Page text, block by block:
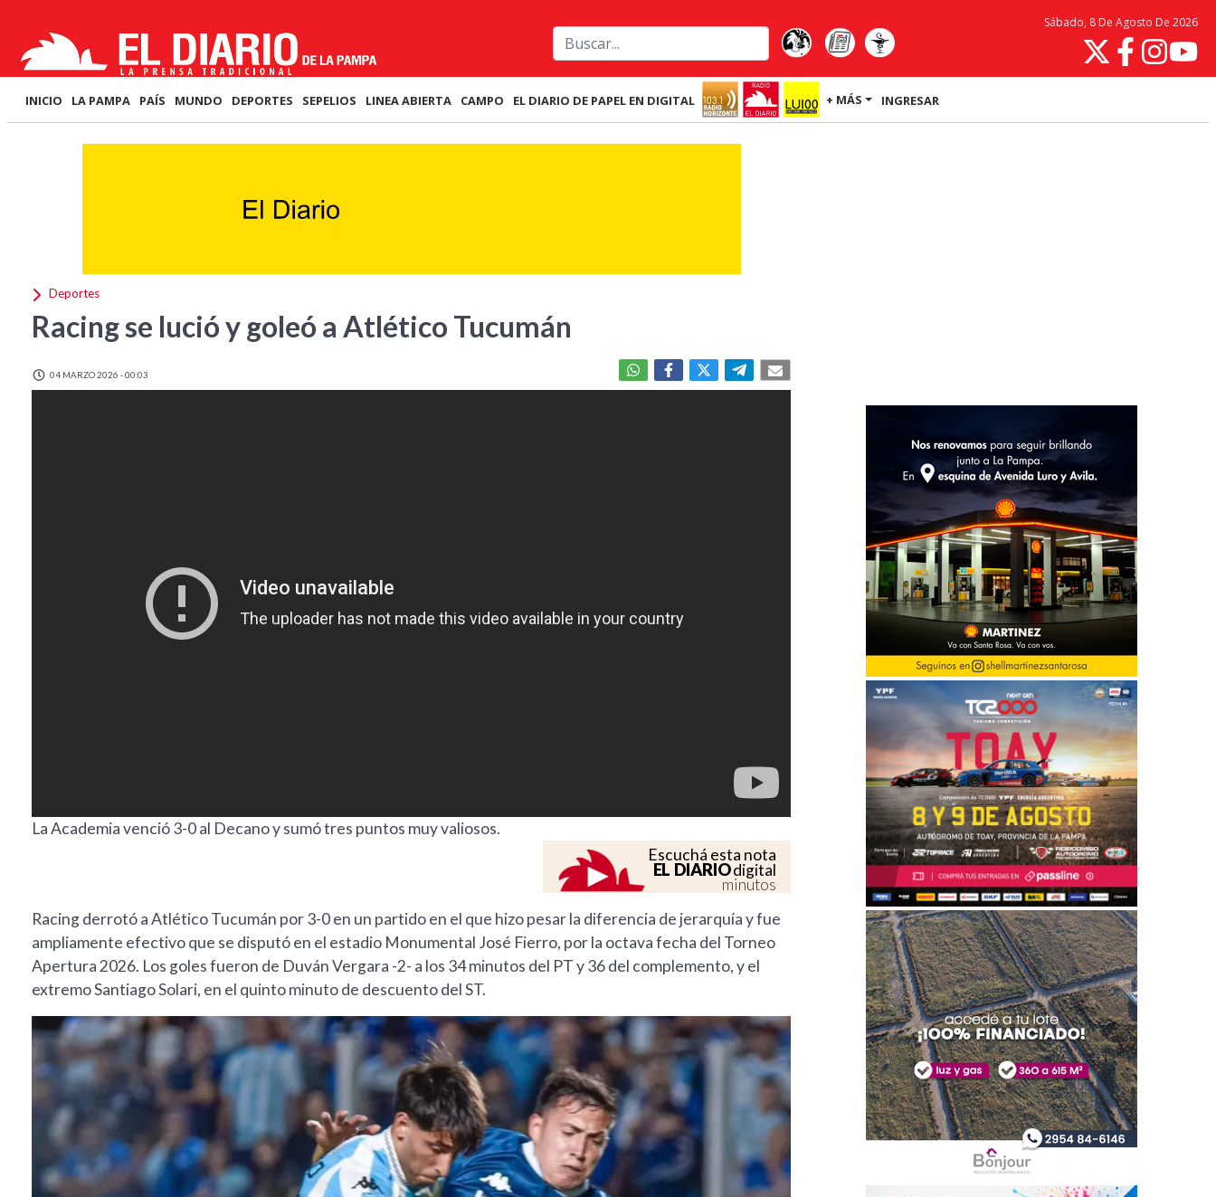
Sábado, 8 De Agosto De 2026
INICIO LA PAMPA PAÍS MUNDO DEPORTES SEPELIOS LINEA ABIERTA CAMPO EL DIARIO DE PAPEL EN DIGITAL + MÁS INGRESAR
Deportes
Racing se lució y goleó a Atlético Tucumán
04 MARZO 2026 - 00:03
La Academia venció 3-0 al Decano y sumó tres puntos muy valiosos.
Escuchá esta nota
EL DIARIOdigital
minutos
Racing derrotó a Atlético Tucumán por 3-0 en un partido en el que hizo pesar la diferencia de jerarquía y fue
ampliamente efectivo que se disputó en el estadio Monumental José Fierro, por la octava fecha del Torneo
Apertura 2026. Los goles fueron de Duván Vergara -2- a los 34 minutos del PT y 36 del complemento, y el
extremo Santiago Solari, en el quinto minuto de descuento del ST.